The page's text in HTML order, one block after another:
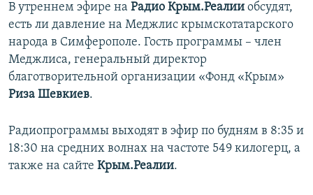
Все сайты RFE/RL
В утреннем эфире на Радио Крым.Реалии обсудят,
есть ли давление на Меджлис крымскотатарского
народа в Симферополе. Гость программы – член
Меджлиса, генеральный директор
благотворительной организации «Фонд «Крым»
Риза Шевкиев.
Радиопрограммы выходят в эфир по будням в 8:35 и
18:30 на средних волнах на частоте 549 килогерц, а
также на сайте Крым.Реалии.